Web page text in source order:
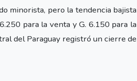
minorista, pero la tendencia bajista
para la venta y G. 6.150 para la
del Paraguay registró un cierre de